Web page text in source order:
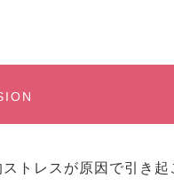
トレスが原因で引き